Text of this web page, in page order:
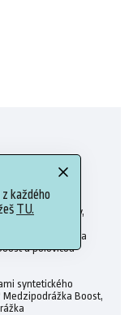
každého
TU.žiadne limity,
sa odviazali.
ktoré sa nesú na
a polovicou
syntetického
Medzipodrážka Boost,